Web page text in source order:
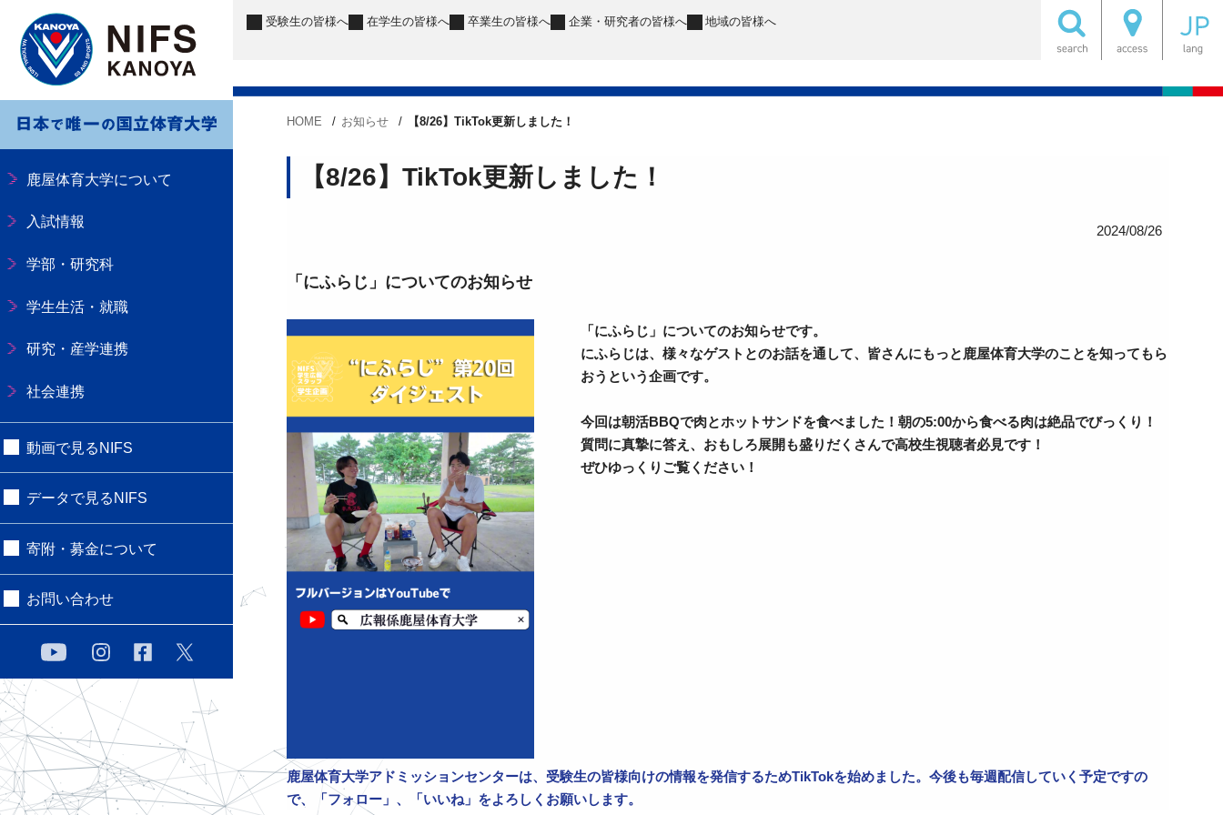
鹿屋体育大学について
入試情報
学部・研究科
学生生活・就職
研究・産学連携
社会連携
動画で見るNIFS
データで見るNIFS
寄附・募金について
お問い合わせ
受験生の皆様へ 在学生の皆様へ 卒業生の皆様へ 企業・研究者の皆様へ 地域の皆様へ
HOME お知らせ 【8/26】TikTok更新しました！
【8/26】TikTok更新しました！
2024/08/26
「にふらじ」についてのお知らせ
「にふらじ」についてのお知らせです。
にふらじは、様々なゲストとのお話を通して、皆さんにもっと鹿屋体育大学のことを知ってもら
おうという企画です。
今回は朝活BBQで肉とホットサンドを食べました！朝の5:00から食べる肉は絶品でびっくり！
質問に真摯に答え、おもしろ展開も盛りだくさんで高校生視聴者必見です！
ぜひゆっくりご覧ください！
鹿屋体育大学アドミッションセンターは、受験生の皆様向けの情報を発信するためTikTokを始めました。今後も毎週配信していく予定ですの
で、「フォロー」、「いいね」をよろしくお願いします。